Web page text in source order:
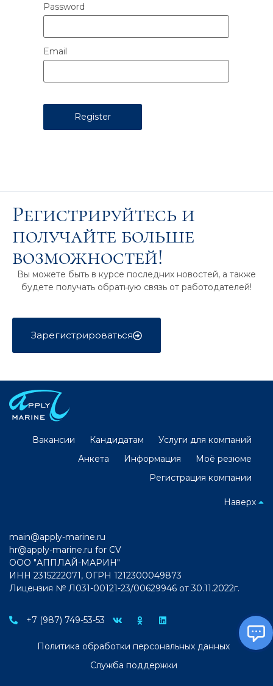
Password
Email
Регистрируйтесь и
получайте больше
возможностей!
Вы можете быть в курсе последних новостей, а также
будете получать обратную связь от работодателей!
Зарегистрироваться
Вакансии Кандидатам
Услуги для компаний
Анкета
Информация
Моё резюме
Регистрация компании
Наверх
main@apply-marine.ru
hr@apply-marine.ru for CV
ООО "АППЛАЙ-МАРИН"
ИНН 2315222071, ОГРН 1212300049873
Лицензия № Л031-00121-23/00629946 от 30.11.2022г.
+7 (987) 749-53-53
Политика обработки персональных данных
Служба поддержки